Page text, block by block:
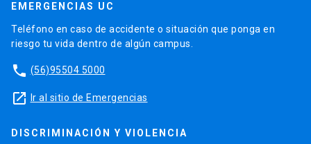
EMERGENCIAS UC
Teléfono en caso de accidente o situación que ponga en
riesgo tu vida dentro de algún campus.
phone (56)95504 5000
launch Ir al sitio de Emergencias
DISCRIMINACIÓN Y VIOLENCIA